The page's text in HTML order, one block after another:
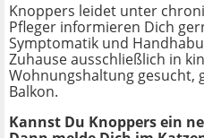
Knoppers leidet unter
Pfleger informieren Dich
Symptomatik und
Zuhause ausschließlich in
Wohnungshaltung gesucht,
Balkon.
Kannst Du Knoppers ein